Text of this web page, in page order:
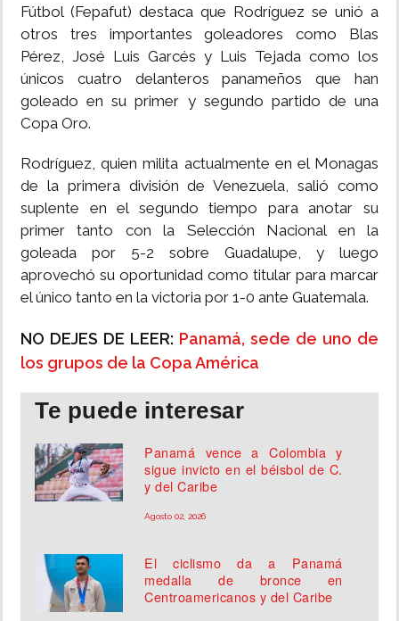
Fútbol (Fepafut) destaca que Rodríguez se unió a
otros tres importantes goleadores como Blas
Pérez, José Luis Garcés y Luis Tejada como los
únicos cuatro delanteros panameños que han
goleado en su primer y segundo partido de una
Copa Oro.
Rodríguez, quien milita actualmente en el Monagas
de la primera división de Venezuela, salió como
suplente en el segundo tiempo para anotar su
primer tanto con la Selección Nacional en la
goleada por 5-2 sobre Guadalupe, y luego
aprovechó su oportunidad como titular para marcar
el único tanto en la victoria por 1-0 ante Guatemala.
NO DEJES DE LEER: Panamá, sede de uno de
los grupos de la Copa América
Te puede interesar
Panamá vence a Colombia y
sigue invicto en el béisbol de C.
y del Caribe
Agosto 02, 2026
El ciclismo da a Panamá
medalla de bronce en
Centroamericanos y del Caribe